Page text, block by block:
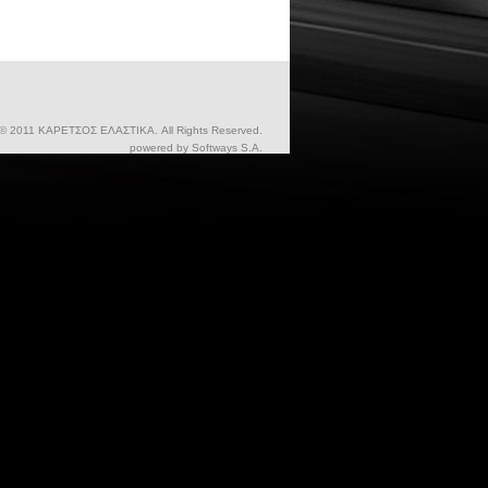
2011 ΚΑΡΕΤΣΟΣ ΕΛΑΣΤΙΚΑ. All Rights Reserved.
powered by Softways S.A.